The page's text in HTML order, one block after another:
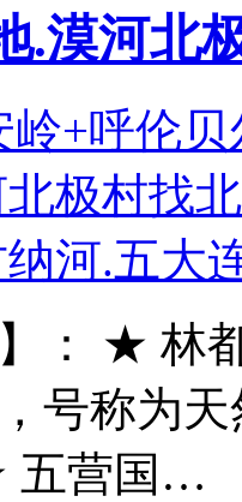
.漠河北
】： ★ 林
号称为
五营国…